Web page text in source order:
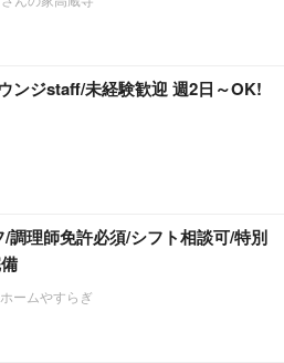
ンジstaff/未経験歓迎 週2日～OK!
/調理師免許必須/シフト相談可/特別
ームやすらぎ